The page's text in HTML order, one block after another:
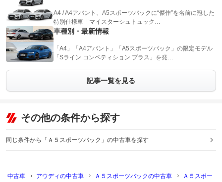
A4 / A4アバント、A5スポーツバックに“傑作”を名前に冠した
特別仕様車「マイスターシュトュック…
車種別・最新情報
「A4」「A4アバント」「A5スポーツバック」の限定モデル
「Sライン コンペティション プラス」を発…
記事一覧を見る
その他の条件から探す
同じ条件から「Ａ５スポーツバック」の中古車を探す
中古車 アウディの中古車 Ａ５スポーツバックの中古車
Ａ５スポー